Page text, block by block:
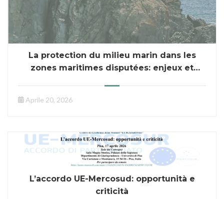
La protection du milieu marin dans les
zones maritimes disputées: enjeux et
Aprile 20, 2026
L’accordo UE-Mercosud: opportunità e
criticità